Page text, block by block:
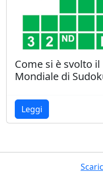
Come si è svolto
Mondiale di
Leggi